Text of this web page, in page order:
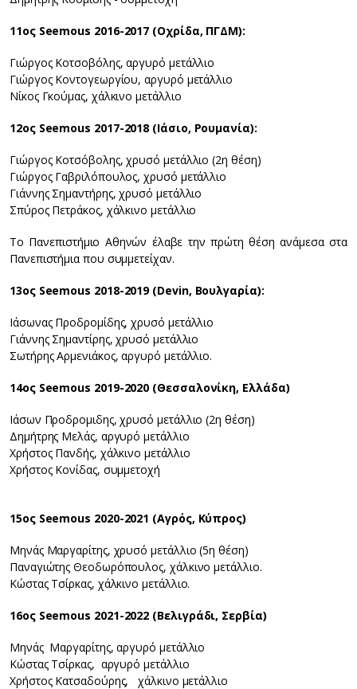
11ος Seemous 2016-2017 (Οχρίδα, ΠΓΔΜ):
Γιώργος Κοτσοβόλης, αργυρό μετάλλιο
Γιώργος Κοντογεωργίου, αργυρό μετάλλιο
Νίκος Γκούμας, χάλκινο μετάλλιο
12ος Seemous 2017-2018 (Ιάσιο, Ρουμανία):
Γιώργος Κοτσόβολης, χρυσό μετάλλιο (2η θέση)
Γιώργος Γαβριλόπουλος, χρυσό μετάλλιο
Γιάννης Σημαντήρης, χρυσό μετάλλιο
Σπύρος Πετράκος, χάλκινο μετάλλιο
To Πανεπιστήμιο Αθηνών έλαβε την πρώτη θέση ανάμεσα στα
Πανεπιστήμια που συμμετείχαν.
13ος Seemous 2018-2019 (Devin, Βουλγαρία):
Ιάσωνας Προδρομίδης, χρυσό μετάλλιο
Γιάννης Σημαντίρης, χρυσό μετάλλιο
Σωτήρης Αρμενιάκος, αργυρό μετάλλιο.
14ος Seemous 2019-2020 (Θεσσαλονίκη, Ελλάδα)
Ιάσων Προδρομιδης, χρυσό μετάλλιο (2η θέση)
Δημήτρης Μελάς, αργυρό μετάλλιο
Χρήστος Πανδής, χάλκινο μετάλλιο
Χρήστος Κονίδας, συμμετοχή
15ος Seemous 2020-2021 (Αγρός, Κύπρος)
Μηνάς Μαργαρίτης, χρυσό μετάλλιο (5η θέση)
Παναγιώτης Θεοδωρόπουλος, χάλκινο μετάλλιο.
Κώστας Τσίρκας, χάλκινο μετάλλιο.
16ος Seemous 2021-2022 (Βελιγράδι, Σερβία)
Μηνάς Μαργαρίτης, αργυρό μετάλλιο
Κώστας Τσίρκας, αργυρό μετάλλιο
Χρήστος Κατσαδούρης, χάλκινο μετάλλιο